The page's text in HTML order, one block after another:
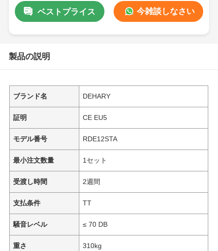
ベストプライス 今雑談しなさい
製品の説明
ブランド名 DEHARY
証明 CE EU5
モデル番号 RDE12STA
最小注文数量 1セット
受渡し時間 2週間
支払条件 TT
騒音レベル ≤ 70 DB
重さ 310kg